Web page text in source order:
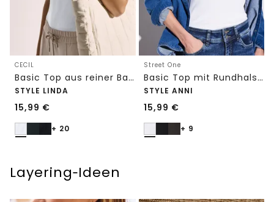
CECIL
Basic Top aus reiner Baumwolle
STYLE LINDA
15,99 €
+ 20
Street One
Basic Top mit Rundhals in Unifarbe
STYLE ANNI
15,99 €
+ 9
Layering‑Ideen